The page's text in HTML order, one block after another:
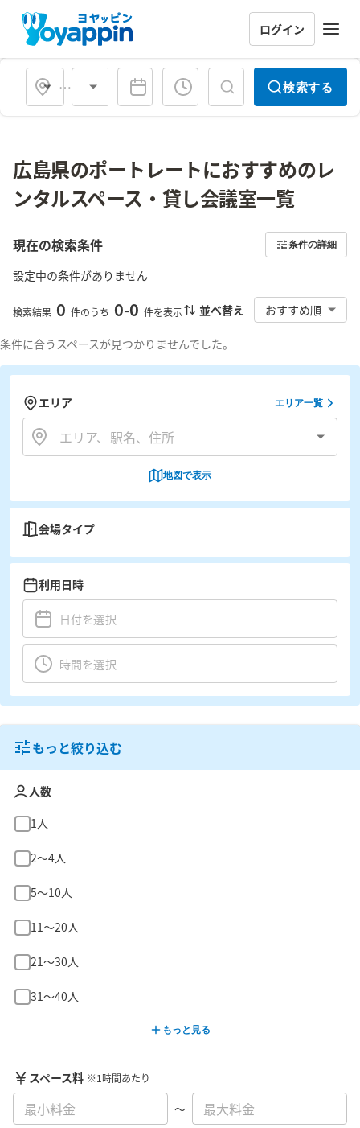
ログイン
会場タイプ 検索する
広島県のポートレートにおすすめのレ
ンタルスペース・貸し会議室一覧
現在の検索条件 条件の詳細
設定中の条件がありません
検索結果 0 件のうち 0-0 件を表示 並べ替え おすすめ順
条件に合うスペースが見つかりませんでした。
エリア エリア一覧
地図で表示
会場タイプ
利用日時
もっと絞り込む
人数
1人
2〜4人
5〜10人
11〜20人
21〜30人
31〜40人
もっと見る
スペース料 ※1時間あたり
〜